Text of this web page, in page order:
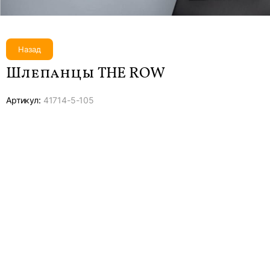
Назад
Шлепанцы THE ROW
Артикул: 41714-5-105